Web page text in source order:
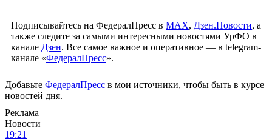
Подписывайтесь на ФедералПресс в МАХ, Дзен.Новости, а
также следите за самыми интересными новостями УрФО в
канале Дзен. Все самое важное и оперативное — в telegram-
канале «ФедералПресс».
Добавьте ФедералПресс в мои источники, чтобы быть в курсе
новостей дня.
Реклама
Новости
19:21